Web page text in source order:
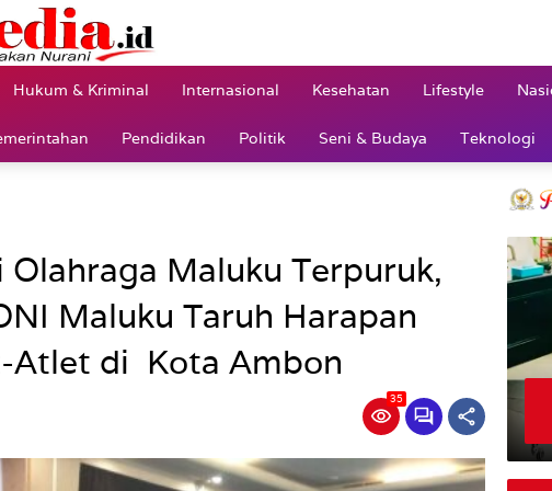
Hukum & Kriminal Internasional Kesehatan Lifestyle
Pendidikan Politik Seni & Budaya Teknologi
Olahraga Maluku Terpuruk,
Maluku Taruh Harapan
Atlet di Kota Ambon
35